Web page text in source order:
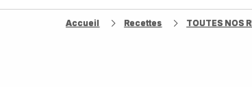
Accueil Recettes TOUTES NOS